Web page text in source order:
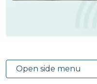
Open side menu